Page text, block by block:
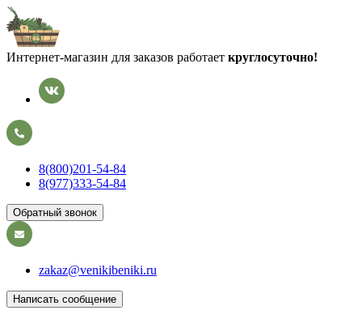
Интернет-магазин для заказов работает круглосуточно!
8(800)201-54-84
8(977)333-54-84
Обратный звонок
zakaz@venikibeniki.ru
Написать сообщение